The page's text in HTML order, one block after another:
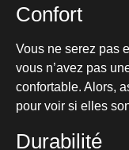
Confort
Vous ne serez pas
vous n’avez pas
confortable. Alors,
pour voir si elles
Durabilité